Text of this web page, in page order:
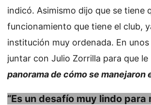
indicó. Asimismo dijo que se tiene
funcionamiento que tiene el club,
institución muy ordenada. En unos
juntar con Julio Zorrilla para que le
panorama de cómo se manejaron
“Es un desafío muy lindo para